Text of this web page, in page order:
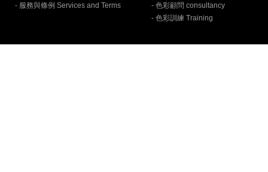
- 服務與條例 Services and Terms
- 色彩顧問 consultancy
- 色彩訓練 Training